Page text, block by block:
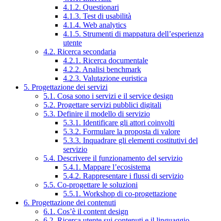
4.1.2. Questionari
4.1.3. Test di usabilità
4.1.4. Web analytics
4.1.5. Strumenti di mappatura dell’esperienza
utente
4.2. Ricerca secondaria
4.2.1. Ricerca documentale
4.2.2. Analisi benchmark
4.2.3. Valutazione euristica
5. Progettazione dei servizi
5.1. Cosa sono i servizi e il service design
5.2. Progettare servizi pubblici digitali
5.3. Definire il modello di servizio
5.3.1. Identificare gli attori coinvolti
5.3.2. Formulare la proposta di valore
5.3.3. Inquadrare gli elementi costitutivi del
servizio
5.4. Descrivere il funzionamento del servizio
5.4.1. Mappare l’ecosistema
5.4.2. Rappresentare i flussi di servizio
5.5. Co-progettare le soluzioni
5.5.1. Workshop di co-progettazione
6. Progettazione dei contenuti
6.1. Cos’è il content design